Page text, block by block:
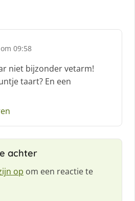
09:58
niet bijzonder vetarm!
taart? En een
achter
op om een reactie te